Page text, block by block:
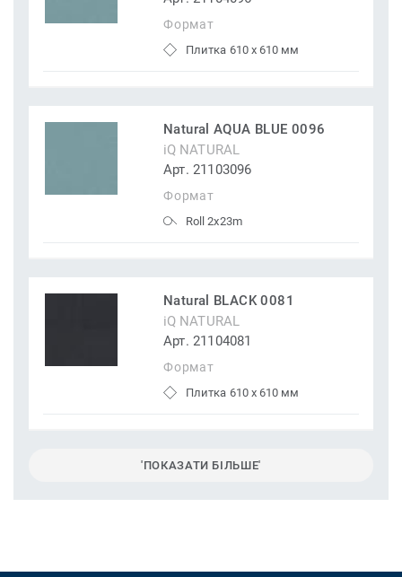
Формат
Плитка 610 x 610 мм
Natural AQUA BLUE 0096
iQ NATURAL
Арт. 21103096
Формат
Roll 2x23m
Natural BLACK 0081
iQ NATURAL
Арт. 21104081
Формат
Плитка 610 x 610 мм
'ПОКАЗАТИ БІЛЬШЕ'